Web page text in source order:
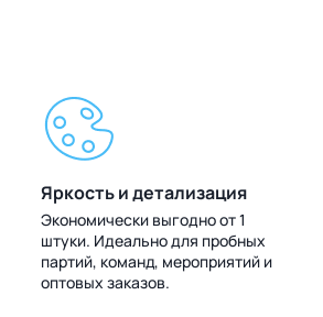
Яркость и детализация
Экономически выгодно от 1
штуки. Идеально для пробных
партий, команд, мероприятий и
оптовых заказов.